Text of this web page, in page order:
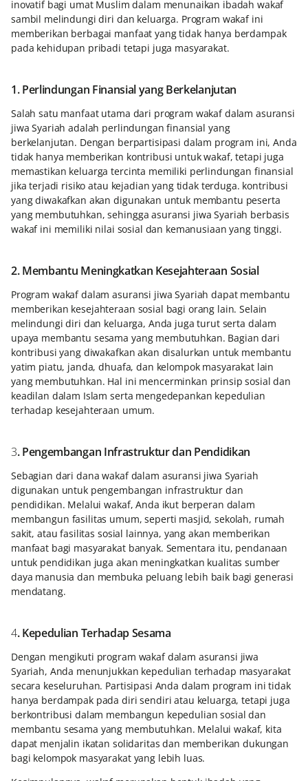
inovatif bagi umat Muslim dalam menunaikan ibadah wakaf
sambil melindungi diri dan keluarga. Program wakaf ini
memberikan berbagai manfaat yang tidak hanya berdampak
pada kehidupan pribadi tetapi juga masyarakat.
1. Perlindungan Finansial yang Berkelanjutan
Salah satu manfaat utama dari program wakaf dalam asuransi
jiwa Syariah adalah perlindungan finansial yang
berkelanjutan. Dengan berpartisipasi dalam program ini, Anda
tidak hanya memberikan kontribusi untuk wakaf, tetapi juga
memastikan keluarga tercinta memiliki perlindungan finansial
jika terjadi risiko atau kejadian yang tidak terduga. kontribusi
yang diwakafkan akan digunakan untuk membantu peserta
yang membutuhkan, sehingga asuransi jiwa Syariah berbasis
wakaf ini memiliki nilai sosial dan kemanusiaan yang tinggi.
2. Membantu Meningkatkan Kesejahteraan Sosial
Program wakaf dalam asuransi jiwa Syariah dapat membantu
memberikan kesejahteraan sosial bagi orang lain. Selain
melindungi diri dan keluarga, Anda juga turut serta dalam
upaya membantu sesama yang membutuhkan. Bagian dari
kontribusi yang diwakafkan akan disalurkan untuk membantu
yatim piatu, janda, dhuafa, dan kelompok masyarakat lain
yang membutuhkan. Hal ini mencerminkan prinsip sosial dan
keadilan dalam Islam serta mengedepankan kepedulian
terhadap kesejahteraan umum.
3. Pengembangan Infrastruktur dan Pendidikan
Sebagian dari dana wakaf dalam asuransi jiwa Syariah
digunakan untuk pengembangan infrastruktur dan
pendidikan. Melalui wakaf, Anda ikut berperan dalam
membangun fasilitas umum, seperti masjid, sekolah, rumah
sakit, atau fasilitas sosial lainnya, yang akan memberikan
manfaat bagi masyarakat banyak. Sementara itu, pendanaan
untuk pendidikan juga akan meningkatkan kualitas sumber
daya manusia dan membuka peluang lebih baik bagi generasi
mendatang.
4. Kepedulian Terhadap Sesama
Dengan mengikuti program wakaf dalam asuransi jiwa
Syariah, Anda menunjukkan kepedulian terhadap masyarakat
secara keseluruhan. Partisipasi Anda dalam program ini tidak
hanya berdampak pada diri sendiri atau keluarga, tetapi juga
berkontribusi dalam membangun kepedulian sosial dan
membantu sesama yang membutuhkan. Melalui wakaf, kita
dapat menjalin ikatan solidaritas dan memberikan dukungan
bagi kelompok masyarakat yang lebih luas.